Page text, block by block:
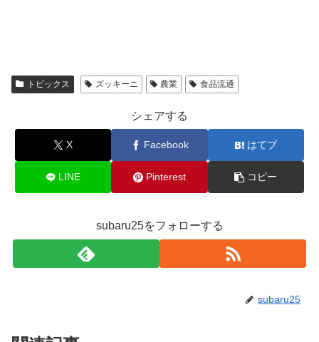
トピックス ズッキーニ 農業 食品流通
シェアする
X Facebook はてブ
LINE Pinterest コピー
subaru25をフォローする
subaru25